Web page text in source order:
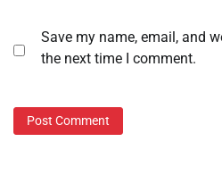
Save my name, email, and
the next time I comment.